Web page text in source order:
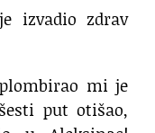
izvadio zdrav
mi je
put otišao,